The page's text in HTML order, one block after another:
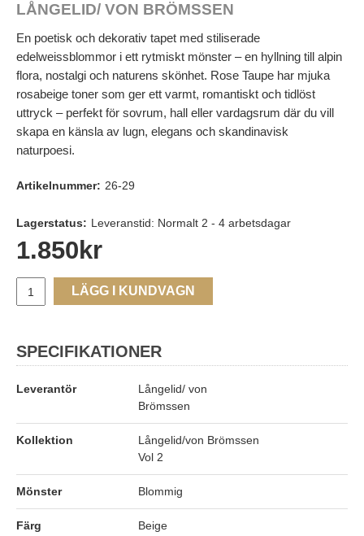
LÅNGELID/ VON BRÖMSSEN
En poetisk och dekorativ tapet med stiliserade
edelweissblommor i ett rytmiskt mönster – en hyllning till alpin
flora, nostalgi och naturens skönhet. Rose Taupe har mjuka
rosabeige toner som ger ett varmt, romantiskt och tidlöst
uttryck – perfekt för sovrum, hall eller vardagsrum där du vill
skapa en känsla av lugn, elegans och skandinavisk
naturpoesi.
Artikelnummer: 26-29
Lagerstatus: Leveranstid: Normalt 2 - 4 arbetsdagar
1.850 kr
LÄGG I KUNDVAGN
SPECIFIKATIONER
Leverantör
Långelid/ von
Brömssen
Kollektion
Långelid/von Brömssen
Vol 2
Mönster Blommig
Färg Beige